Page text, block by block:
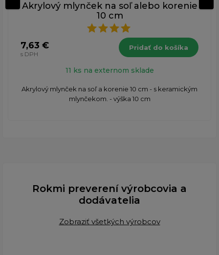
Akrylový mlynček na soľ alebo korenie
10 cm
7,63 €
s DPH
Pridať do košíka
11 ks na externom sklade
Akrylový mlynček na soľ a korenie 10 cm - s keramickým
mlynčekom. - výška 10 cm
Rokmi preverení výrobcovia a
dodávatelia
Zobraziť všetkých výrobcov